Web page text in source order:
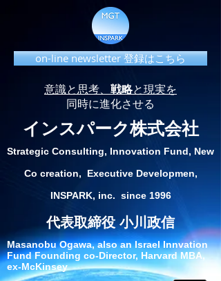
on-line newsletter 登録はこちら
意識と思考、 戦略と現実を
同時に進化させる
インスパーク株式会社
Strategic Consulting, Innovation Fund, New
Co creation, Executive Developmen,
INSPARK, inc. since 1996
代表取締役 小川政信
Masanobu Ogawa, also an Israel Innvation
Fund Founding co-Director, Harvard MBA,
ex-McKinsey